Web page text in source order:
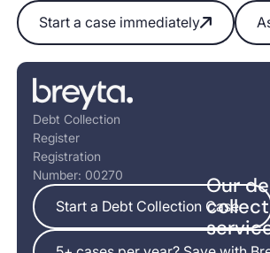
Start a case immediately
Start a case immediately
Ask
Footer
Debt Collection
Register
Registration
Number: 00270
Start a Debt Collection Case
Start a Debt Collection Case
5+ cases per year? Save with
Our